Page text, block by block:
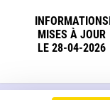
INFORMATIONS
MISES À JOUR
LE 28-04-2026